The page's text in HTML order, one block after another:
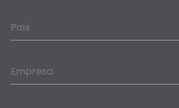
País
Empresa